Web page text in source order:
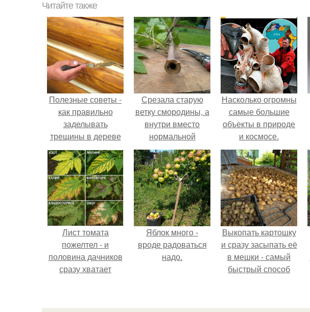
Читайте также
Полезные советы -
как правильно
заделывать
трещины в дереве
и конопатить сруб.
Срезала старую
ветку смородины, а
внутри вместо
нормальной
светлой
сердцевины
оказалась чёрная
пустота.
Насколько огромны
самые большие
объекты в природе
и космосе.
Лист томата
пожелтел - и
половина дачников
сразу хватает
Яблок много -
вроде радоваться
надо.
Выкопать картошку
и сразу засыпать её
в мешки - самый
быстрый способ
порезы и больные